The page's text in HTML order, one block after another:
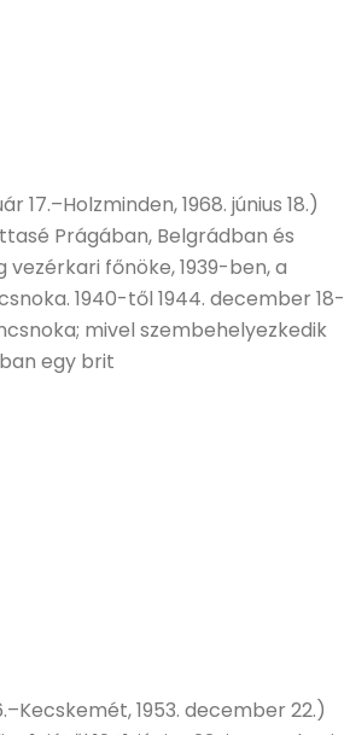
17.–Holzminden, 1968. június 18.)
Prágában, Belgrádban és
vezérkari főnöke, 1939-ben, a
1940-től 1944. december 18-
mivel szembehelyezkedik
egy brit
1953. december 22.)